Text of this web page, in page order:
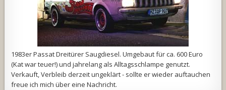
1983er Passat Dreitürer Saugdiesel. Umgebaut für ca. 600 Euro
(Kat war teuer!) und jahrelang als Alltagsschlampe genutzt.
Verkauft, Verbleib derzeit ungeklärt - sollte er wieder auftauchen
freue ich mich über eine Nachricht.